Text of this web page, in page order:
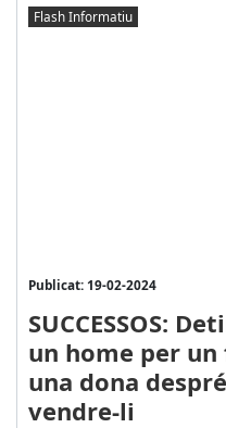
Flash Informatiu
Publicat: 19-02-2024
SUCCESSOS:
un home per
una dona
vendre-li